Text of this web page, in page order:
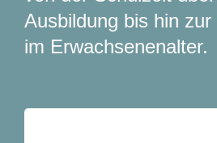
Ausbildung bis hin
im Erwachsenenalter.